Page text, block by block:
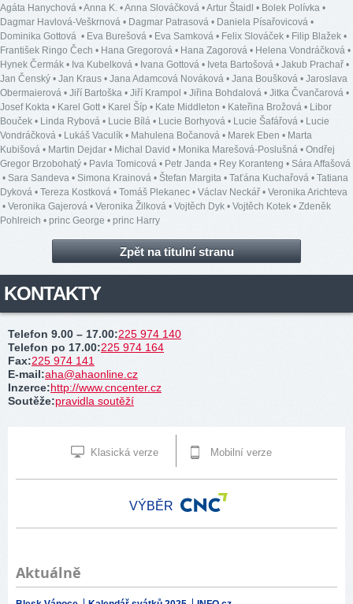
Agáta Hanychová •Anna K. •Anna Slováčková •Artur Štaidl • Bolek Polívka •
Dagmar Havlová-Veškrnová • Dagmar Patrasová • Daniela Písařovicová •
Dominika Gottová • Eva Burešová • Eva Samková • Felix Slováček • Filip Blažek •
František Ringo Čech • Hana Gregorová • Hana Zagorová • Helena Vondráčková •
Hynek Čermák • Iva Kubelková • Ivana Gottová • Iveta Bartošová • Jakub Prachař •
Jan Čenský • Jan Kraus • Jana Adamcová Nováková • Jana Boušková • Jaroslava
Obermaierová • Jiří Bartoška • Jiří Krampol • Jiřina Bohdalová • Jitka Čvančarová •
Josef Kokta • Karel Gott • Karel Šíp • Kate Middleton • Kateřina Brožová • Libor
Bouček • Linda Rybová • Lucie Bílá • Lucie Borhyová • Lucie Šafářová • Lucie
Vondráčková • Lukáš Vaculík • Mahulena Bočanová • Marek Eben • Marta
Kubišová • Martin Dejdar • Michal David • Monika Marešová-Poslušná • Ondřej
Gregor Brzobohatý • Pavla Tomicová • Petr Janda • Rey Koranteng • Sára Affašová
• Sara Sandeva • Simona Krainová • Štefan Margita • Taťána Kuchařová • Tatiana
Dyková • Tereza Kostková • Tomáš Plekanec • Václav Neckář • Veronika Arichteva
• Veronika Gajerová • Veronika Žilková • Vojtěch Dyk • Vojtěch Kotek • Zdeněk
Pohlreich • princ George • princ Harry
Zpět na titulní stranu
KONTAKTY
Telefon 9.00 – 17.00:225 974 140
Telefon po 17.00:225 974 164
Fax:225 974 141
E-mail:aha@ahaonline.cz
Inzerce:http://www.cncenter.cz
Soutěže:pravidla soutěží
Klasická verze Mobilní verze
VÝBĚR
Aktuálně